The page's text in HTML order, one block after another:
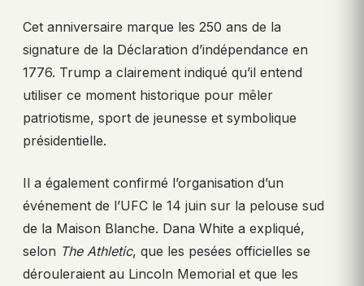
Cet anniversaire marque les 250 ans de la
signature de la Déclaration d’indépendance en
1776. Trump a clairement indiqué qu’il entend
utiliser ce moment historique pour mêler
patriotisme, sport de jeunesse et symbolique
présidentielle.
Il a également confirmé l’organisation d’un
événement de l’UFC le 14 juin sur la pelouse sud
de la Maison Blanche. Dana White a expliqué,
selon The Athletic, que les pesées officielles se
dérouleraient au Lincoln Memorial et que les